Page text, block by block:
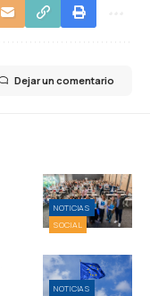
Dejar un comentario
NOTICIAS
SOCIAL
NOTICIAS